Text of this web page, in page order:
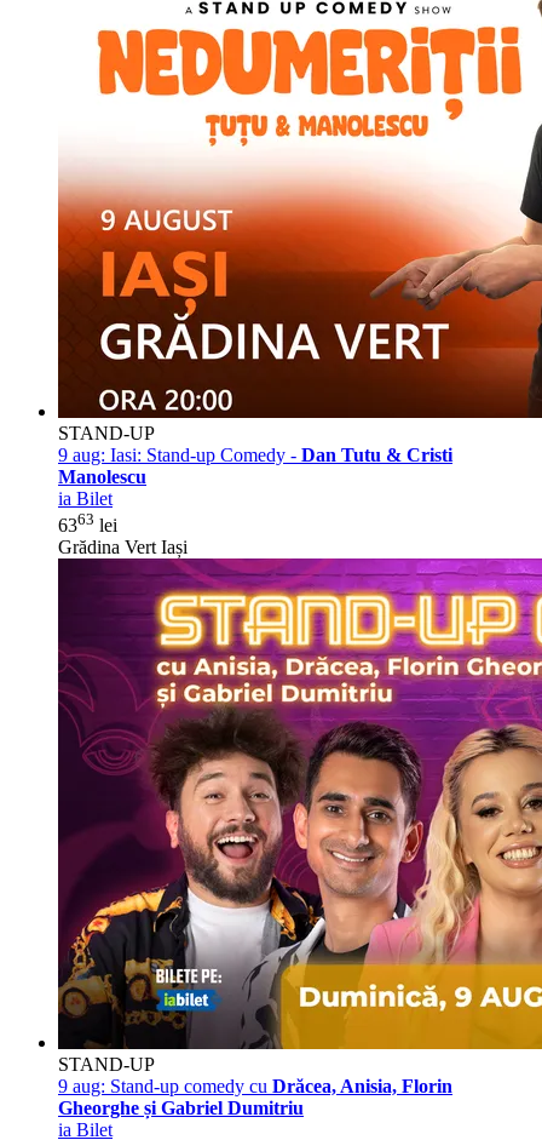
STAND-UP
9 aug: Iasi: Stand-up Comedy - Dan Tutu & Cristi
Manolescu
ia Bilet
6363 lei
Grădina Vert Iași
STAND-UP
9 aug: Stand-up comedy cu Drăcea, Anisia, Florin
Gheorghe și Gabriel Dumitriu
ia Bilet